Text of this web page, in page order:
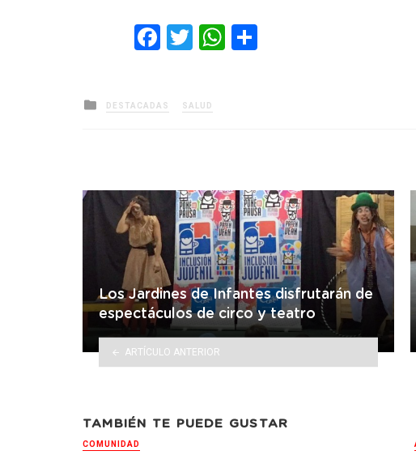
Facebook
TwitterWhatsApp
Posted
in
DESTACADAS SALUD
Los Jardines de Infantes disfrutarán de
espectáculos de circo y teatro
ARTÍCULO ANTERIOR
TAMBIÉN TE PUEDE GUSTAR
COMUNIDAD